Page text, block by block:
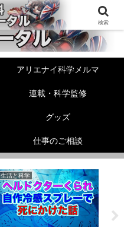
アリエナイ科学メルマ
連載・科学監修
グッズ
仕事のご相談
生活と科学
検索